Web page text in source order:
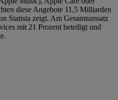
diese Angebote 11,5 Milliarden
Statista zeigt. Am Gesamtumsatz
mit 21 Prozent beteiligt und